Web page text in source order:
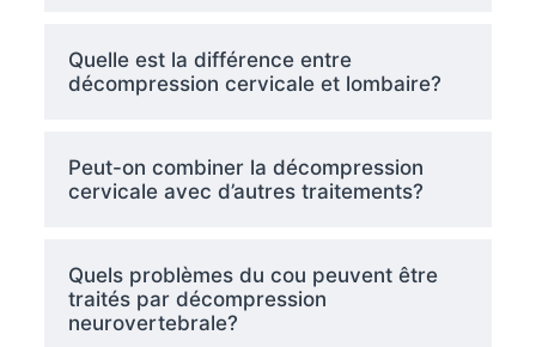
Quelle est la différence entre
décompression cervicale et lombaire?
Peut-on combiner la décompression
cervicale avec d’autres traitements?
Quels problèmes du cou peuvent être
traités par décompression
neurovertebrale?